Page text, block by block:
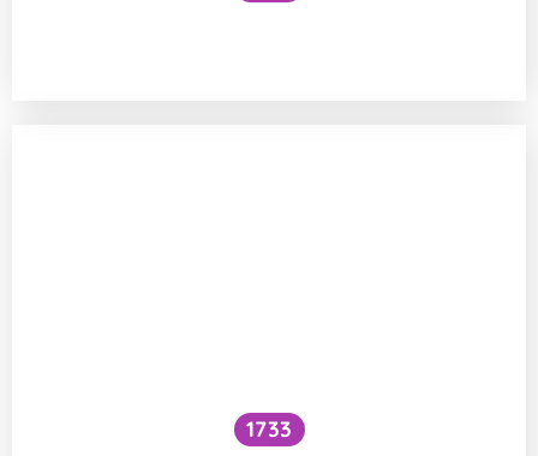
1733